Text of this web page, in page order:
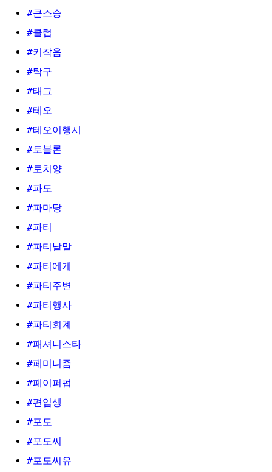
#큰스승
#클럽
#키작음
#탁구
#태그
#테오
#테오이행시
#토블론
#토치양
#파도
#파마당
#파티
#파티낱말
#파티에게
#파티주변
#파티행사
#파티회계
#패셔니스타
#페미니즘
#페이퍼펍
#편입생
#포도
#포도씨
#포도씨유